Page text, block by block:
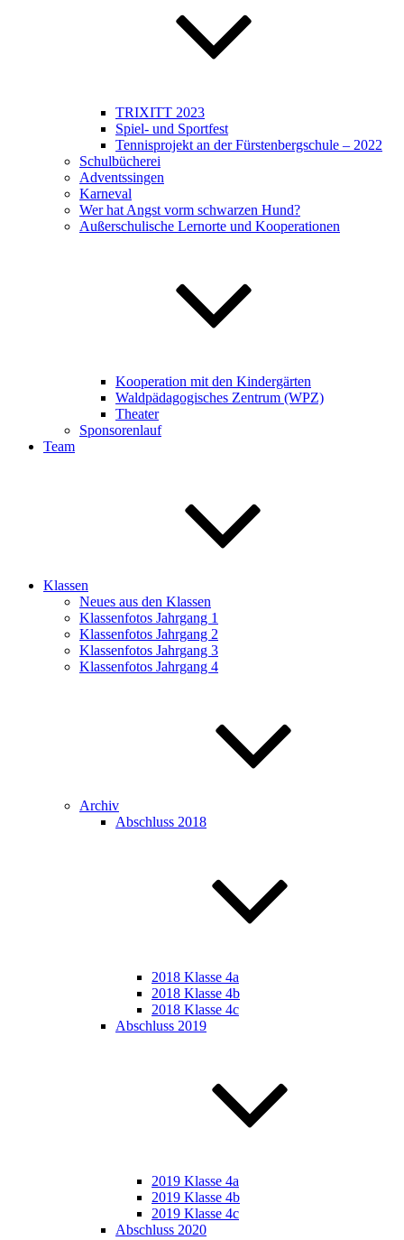
TRIXITT 2023
Spiel- und Sportfest
Tennisprojekt an der Fürstenbergschule – 2022
Schulbücherei
Adventssingen
Karneval
Wer hat Angst vorm schwarzen Hund?
Außerschulische Lernorte und Kooperationen
Kooperation mit den Kindergärten
Waldpädagogisches Zentrum (WPZ)
Theater
Sponsorenlauf
Team
Klassen
Neues aus den Klassen
Klassenfotos Jahrgang 1
Klassenfotos Jahrgang 2
Klassenfotos Jahrgang 3
Klassenfotos Jahrgang 4
Archiv
Abschluss 2018
2018 Klasse 4a
2018 Klasse 4b
2018 Klasse 4c
Abschluss 2019
2019 Klasse 4a
2019 Klasse 4b
2019 Klasse 4c
Abschluss 2020